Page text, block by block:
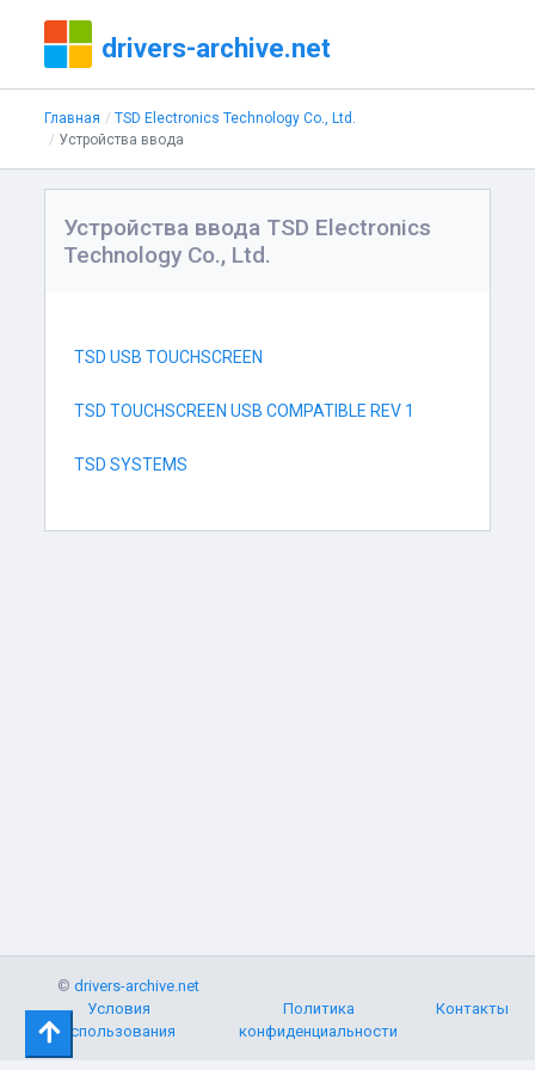
drivers-archive.net
Главная
TSD Electronics Technology Co., Ltd.
Устройства ввода
Устройства ввода TSD Electronics
Technology Co., Ltd.
TSD USB TOUCHSCREEN
TSD TOUCHSCREEN USB COMPATIBLE REV 1
TSD SYSTEMS
©drivers-archive.net
Условия
использования
Политика
конфиденциальности
Контакты